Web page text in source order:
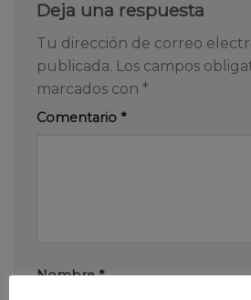
Deja una respuesta
Tu dirección de correo
publicada. Los campos
marcados con *
Comentario *
Nombre*